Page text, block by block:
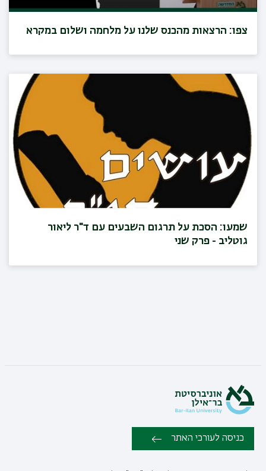
צפו: הרצאות מהכנס שלנו על מלחמה ושלום במקרא
שמעו: הסכת על תרגום השבעים עם ד"ר ליאור
גוטליב - פרק שני
כניסה לעורכי האתר